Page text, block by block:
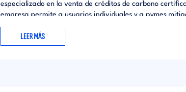
especializado en la venta de créditos de carbono
empresa permite a usuarios individuales y a pymes
emisiones de CO₂ de manera sencilla a través de su
créditos que financian proyectos sostenibles de
LEER MÁS